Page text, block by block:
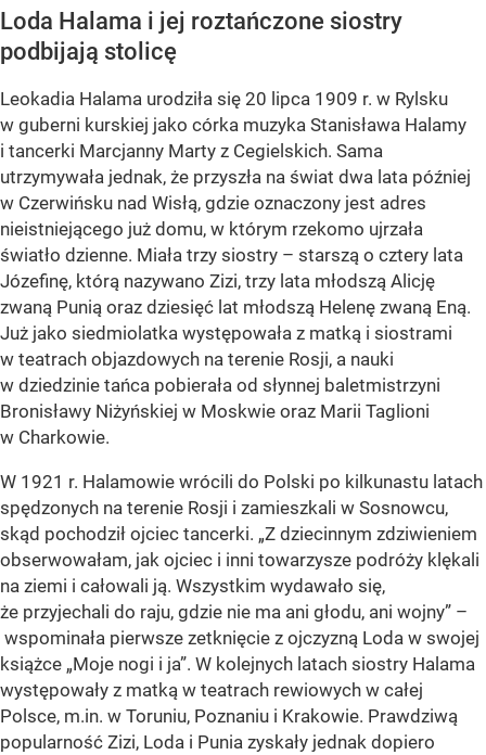
Loda Halama i jej roztańczone siostry
podbijają stolicę
Leokadia Halama urodziła się 20 lipca 1909 r. w Rylsku
w guberni kurskiej jako córka muzyka Stanisława Halamy
i tancerki Marcjanny Marty z Cegielskich. Sama
utrzymywała jednak, że przyszła na świat dwa lata później
w Czerwińsku nad Wisłą, gdzie oznaczony jest adres
nieistniejącego już domu, w którym rzekomo ujrzała
światło dzienne. Miała trzy siostry – starszą o cztery lata
Józefinę, którą nazywano Zizi, trzy lata młodszą Alicję
zwaną Punią oraz dziesięć lat młodszą Helenę zwaną Eną.
Już jako siedmiolatka występowała z matką i siostrami
w teatrach objazdowych na terenie Rosji, a nauki
w dziedzinie tańca pobierała od słynnej baletmistrzyni
Bronisławy Niżyńskiej w Moskwie oraz Marii Taglioni
w Charkowie.
W 1921 r. Halamowie wrócili do Polski po kilkunastu latach
spędzonych na terenie Rosji i zamieszkali w Sosnowcu,
skąd pochodził ojciec tancerki. „Z dziecinnym zdziwieniem
obserwowałam, jak ojciec i inni towarzysze podróży klękali
na ziemi i całowali ją. Wszystkim wydawało się,
że przyjechali do raju, gdzie nie ma ani głodu, ani wojny” –
wspominała pierwsze zetknięcie z ojczyzną Loda w swojej
książce „Moje nogi i ja”. W kolejnych latach siostry Halama
występowały z matką w teatrach rewiowych w całej
Polsce, m.in. w Toruniu, Poznaniu i Krakowie. Prawdziwą
popularność Zizi, Loda i Punia zyskały jednak dopiero